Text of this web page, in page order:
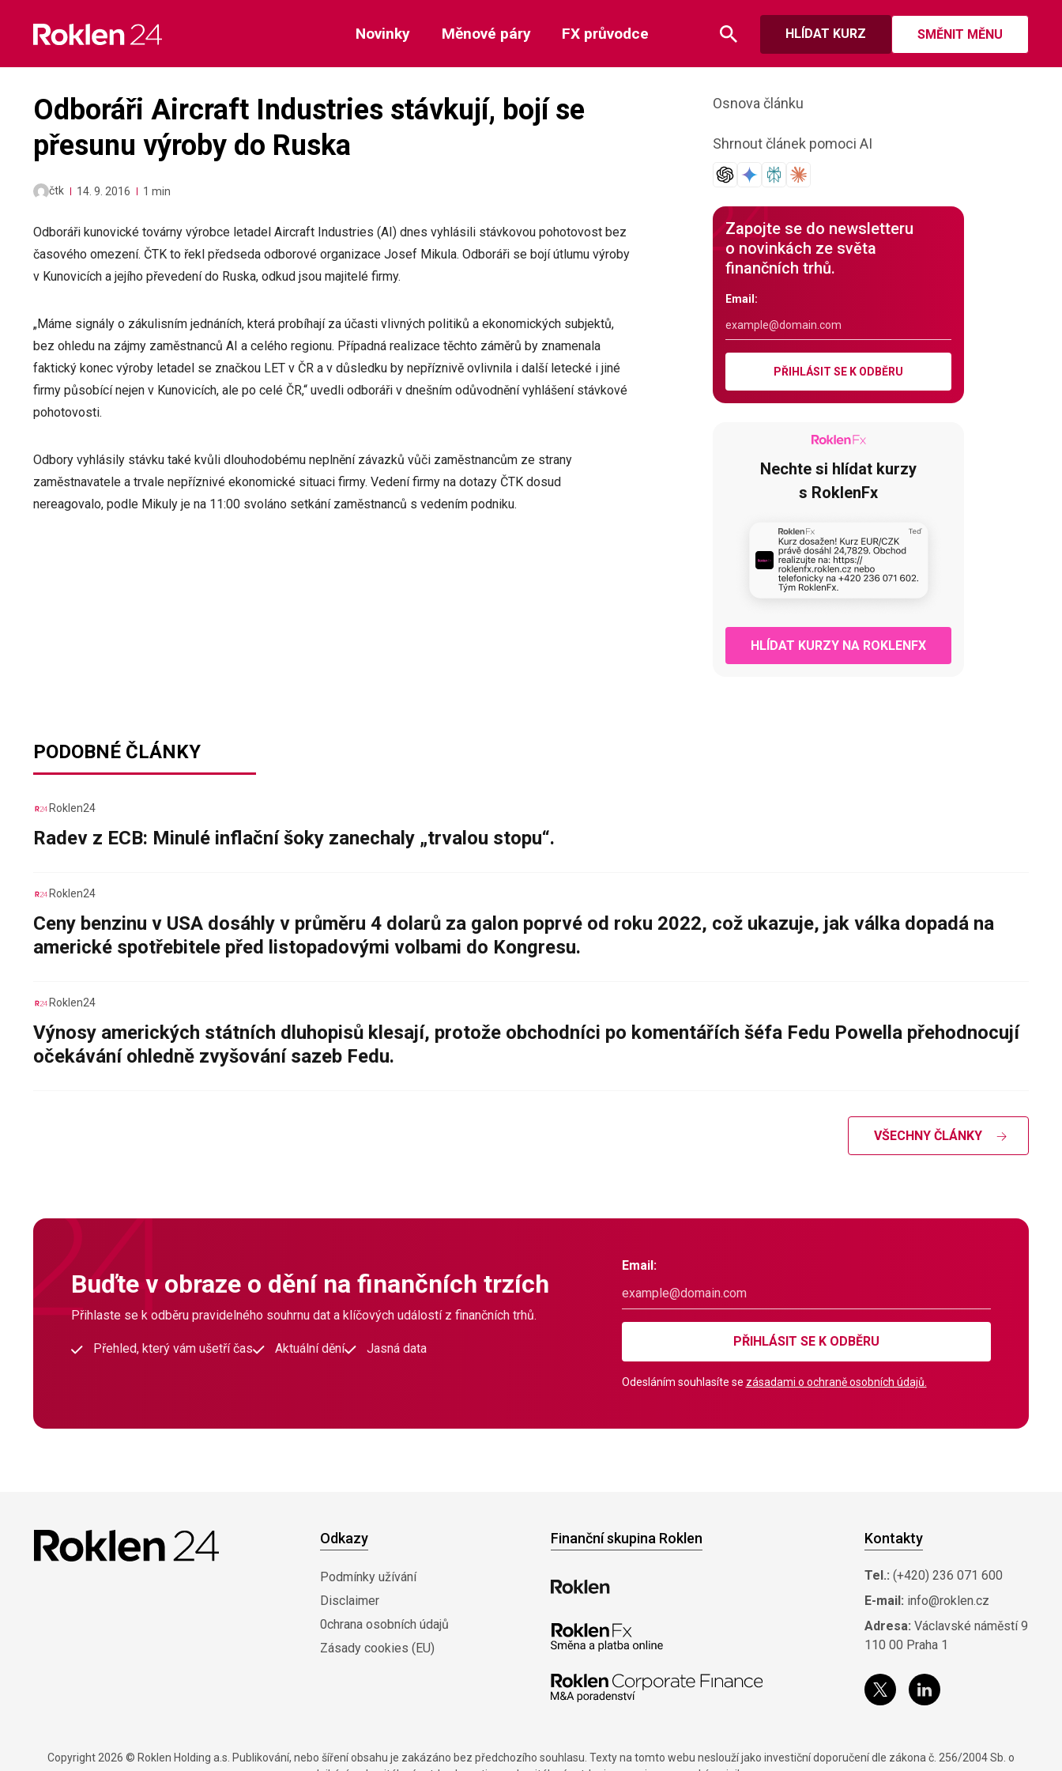
content
HLÍDAT KURZ SMĚNIT MĚNU
Novinky Měnové páry FX průvodce
Odboráři Aircraft Industries stávkují, bojí se
přesunu výroby do Ruska
čtk 14. 9. 2016 1 min
Odboráři kunovické továrny výrobce letadel Aircraft Industries (AI) dnes vyhlásili stávkovou pohotovost bez
časového omezení. ČTK to řekl předseda odborové organizace Josef Mikula. Odboráři se bojí útlumu výroby
v Kunovicích a jejího převedení do Ruska, odkud jsou majitelé firmy.
„Máme signály o zákulisním jednáních, která probíhají za účasti vlivných politiků a ekonomických subjektů,
bez ohledu na zájmy zaměstnanců AI a celého regionu. Případná realizace těchto záměrů by znamenala
faktický konec výroby letadel se značkou LET v ČR a v důsledku by nepříznivě ovlivnila i další letecké i jiné
firmy působící nejen v Kunovicích, ale po celé ČR,“ uvedli odboráři v dnešním odůvodnění vyhlášení stávkové
pohotovosti.
Odbory vyhlásily stávku také kvůli dlouhodobému neplnění závazků vůči zaměstnancům ze strany
zaměstnavatele a trvale nepříznivé ekonomické situaci firmy. Vedení firmy na dotazy ČTK dosud
nereagovalo, podle Mikuly je na 11:00 svoláno setkání zaměstnanců s vedením podniku.
Osnova článku
Shrnout článek pomoci AI
Zapojte se do newsletteru
o novinkách ze světa
finančních trhů.
Email:
PŘIHLÁSIT SE K ODBĚRU
Nechte si hlídat kurzy
s RoklenFx
HLÍDAT KURZY NA ROKLENFX
PODOBNÉ ČLÁNKY
Roklen24
Radev z ECB: Minulé inflační šoky zanechaly „trvalou stopu“.
Roklen24
Ceny benzinu v USA dosáhly v průměru 4 dolarů za galon poprvé od roku 2022, což ukazuje, jak válka dopadá na
americké spotřebitele před listopadovými volbami do Kongresu.
Roklen24
Výnosy amerických státních dluhopisů klesají, protože obchodníci po komentářích šéfa Fedu Powella přehodnocují
očekávání ohledně zvyšování sazeb Fedu.
VŠECHNY ČLÁNKY
Buďte v obraze o dění na finančních trzích
Přihlaste se k odběru pravidelného souhrnu dat a klíčových událostí z finančních trhů.
Přehled, který vám ušetří čas Aktuální dění Jasná data
Email:
PŘIHLÁSIT SE K ODBĚRU
Odesláním souhlasíte se zásadami o ochraně osobních údajů.
Odkazy
Podmínky užívání
Disclaimer
0chrana osobních údajů
Zásady cookies (EU)
Finanční skupina Roklen Kontakty
Tel.: (+420) 236 071 600
E-mail: info@roklen.cz
Adresa: Václavské náměstí 9
110 00 Praha 1
Copyright 2026 © Roklen Holding a.s. Publikování, nebo šíření obsahu je zakázáno bez předchozího souhlasu. Texty na tomto webu neslouží jako investiční doporučení dle zákona č. 256/2004 Sb. o